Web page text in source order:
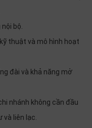
bộ.
thuật và mô hình hoạt
đài và khả năng mở
nhánh không cần đầu
liên lạc.